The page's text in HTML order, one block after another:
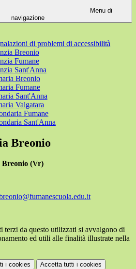
Menu di
navigazione
di problemi di accessibilità
Breonio
Fumane
Sant'Anna
Breonio
Fumane
Sant'Anna
Valgatara
Fumane
Sant'Anna
Breonio
Breonio (Vr)
terzi da questo utilizzati si avvalgono di
ed utili alle finalità illustrate nella
i cookies Accetta tutti i cookies